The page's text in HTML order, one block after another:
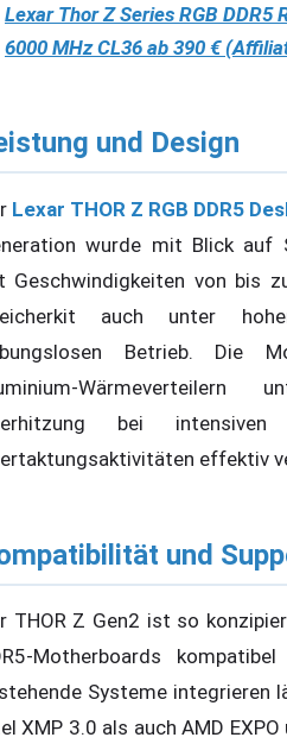
Lexar Thor Z Series RGB DDR5
6000 MHz CL36 ab 390 €
und Design
Lexar THOR Z RGB DDR5
wurde mit Blick auf
Geschwindigkeiten von bis
auch unter
Betrieb. Die
Wärmeverteilern
bei intensiven
effektiv
und
THOR Z Gen2 ist so
Motherboards
Systeme integrieren
XMP 3.0 als auch AMD